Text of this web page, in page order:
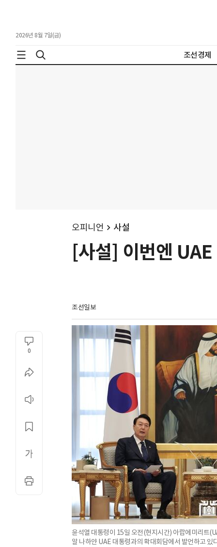
2026년 8월 7일(금)
조선경제
오피니언 사설
[사설] 이번엔
조선일보
0
윤석열 대통령이 15일 오전(현지시간) 아랍에미리트
알 나하얀 UAE 대통령과의 확대회담에서 발언하고 있